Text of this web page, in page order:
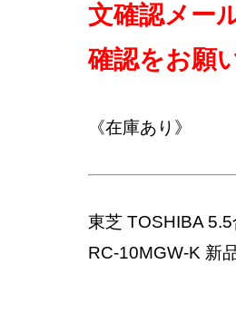
文確認メー
確認をお願
《在庫あり》
東芝 TOSHIBA
RC-10MGW-K 新